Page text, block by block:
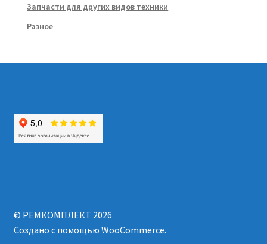
Запчасти для других видов техники
Разное
© РЕМКОМПЛЕКТ 2026
Создано с помощью WooCommerce.